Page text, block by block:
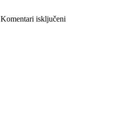
Komentari isključeni